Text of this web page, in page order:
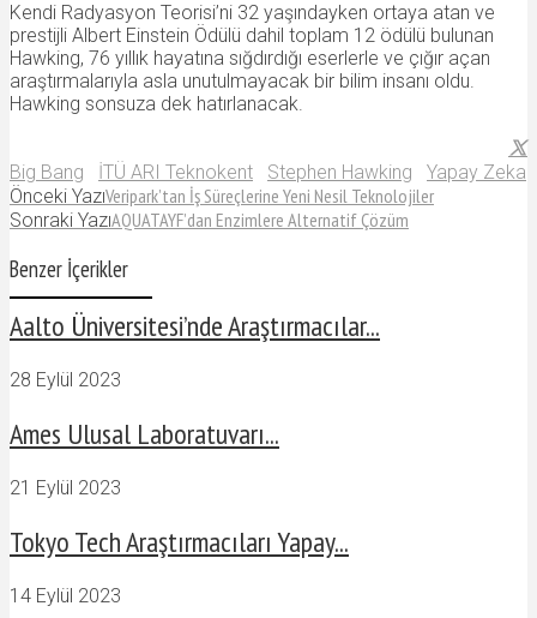
Kendi Radyasyon Teorisi’ni 32 yaşındayken ortaya atan ve
prestijli Albert Einstein Ödülü dahil toplam 12 ödülü bulunan
Hawking, 76 yıllık hayatına sığdırdığı eserlerle ve çığır açan
araştırmalarıyla asla unutulmayacak bir bilim insanı oldu.
Hawking sonsuza dek hatırlanacak.
Big Bang İTÜ ARI Teknokent Stephen Hawking
Yapay Zeka
Önceki YazıVeripark’tan İş Süreçlerine Yeni Nesil Teknolojiler
Sonraki YazıAQUATAYF’dan Enzimlere Alternatif Çözüm
Benzer İçerikler
Aalto Üniversitesi’nde Araştırmacılar...
28 Eylül 2023
Ames Ulusal Laboratuvarı...
21 Eylül 2023
Tokyo Tech Araştırmacıları Yapay...
14 Eylül 2023